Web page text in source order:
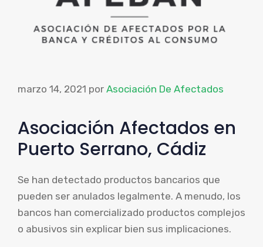
marzo 14, 2021 por Asociación De Afectados
Asociación Afectados en
Puerto Serrano, Cádiz
Se han detectado productos bancarios que
pueden ser anulados legalmente. A menudo, los
bancos han comercializado productos complejos
o abusivos sin explicar bien sus implicaciones.